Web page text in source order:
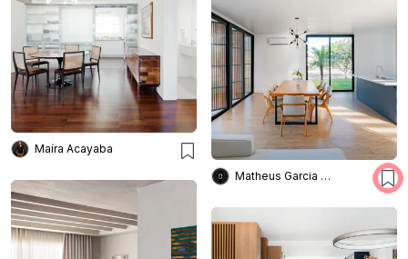
Maíra Acayaba
Matheus Garcia Arquitetura